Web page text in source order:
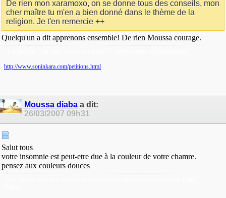
De rien mon xaramoxo, on se donne tous des conseils, mon
cher maître tu m'en a bien donné dans le thème de la
religion. Je t'en remercie ++
Quelqu'un a dit apprenons ensemble! De rien Moussa courage.
http://www.soninkara.com/petitions.html
Moussa diaba a dit:
26/03/2007 09h31
Salut tous
votre insomnie est peut-etre due à la couleur de votre chamre.
pensez aux couleurs douces